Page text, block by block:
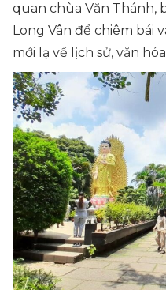
quan chùa Văn Thánh,
Long Vân để chiêm bái
mới lạ về lịch sử, văn